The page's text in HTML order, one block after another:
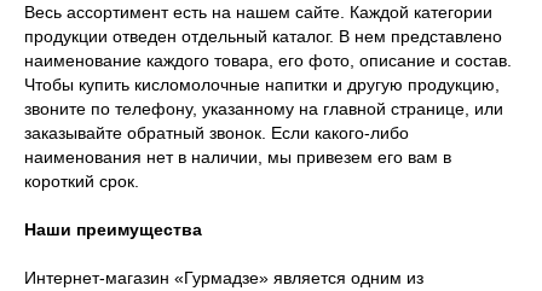
Весь ассортимент есть на нашем сайте. Каждой категории
продукции отведен отдельный каталог. В нем представлено
наименование каждого товара, его фото, описание и состав.
Чтобы купить кисломолочные напитки и другую продукцию,
звоните по телефону, указанному на главной странице, или
заказывайте обратный звонок. Если какого-либо
наименования нет в наличии, мы привезем его вам в
короткий срок.
Наши преимущества
Интернет-магазин «Гурмадзе» является одним из